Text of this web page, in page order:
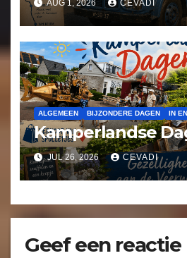
AUG 1, 2026 CEVADI
ALGEMEEN BIJZONDERE DAGEN IN
Kamperlandse
JUL 26, 2026 CEVADI
Geef een reactie